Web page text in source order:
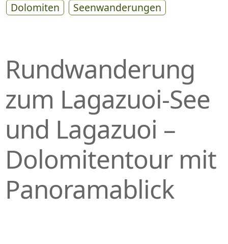
Dolomiten
Seenwanderungen
Rundwanderung
zum Lagazuoi-See
und Lagazuoi –
Dolomitentour mit
Panoramablick